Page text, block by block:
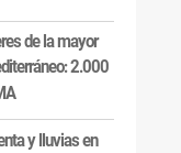
de la mayor
2.000
y lluvias en